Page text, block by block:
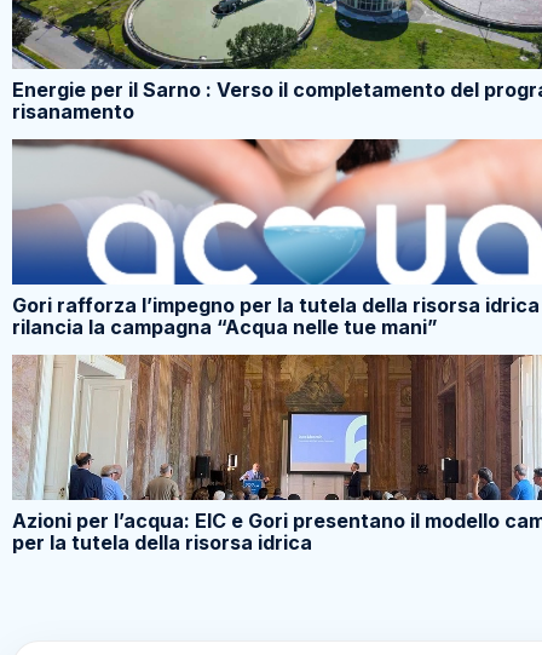
Energie per il Sarno : Verso il completamento del
risanamento
Gori rafforza l’impegno per la tutela della risorsa
rilancia la campagna “Acqua nelle tue mani”
Azioni per l’acqua: EIC e Gori presentano il modello
per la tutela della risorsa idrica